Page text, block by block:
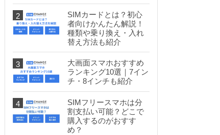
SIMカードとは？初心
者向けかんたん解説！
種類や乗り換え・入れ
替え方法も紹介
大画面スマホおすすめ
ランキング10選｜7イン
チ・8インチも紹介
SIMフリースマホは分
割支払い可能？どこで
購入するのがおすす
め？